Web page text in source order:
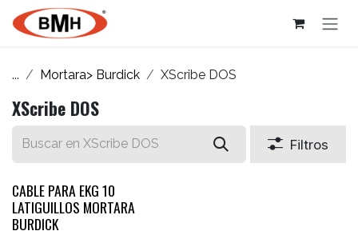
Ir al contenido
... Mortara> Burdick XScribe DOS
XScribe DOS
Filtros
CABLE PARA EKG 10
LATIGUILLOS MORTARA
BURDICK